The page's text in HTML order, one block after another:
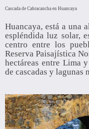
Cascada de Cabracancha en Huancaya
Huancaya, está a una
espléndida luz solar,
centro entre los
Reserva Paisajística
hectáreas entre Lima
de cascadas y lagunas